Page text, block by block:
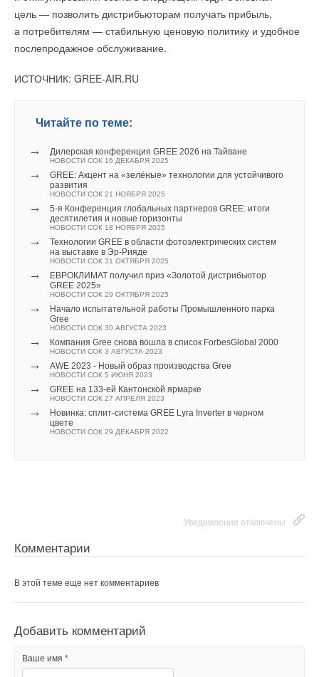
цель — позволить дистрибьюторам получать прибыль,
а потребителям — стабильную ценовую политику и удобное
послепродажное обслуживание.
ИСТОЧНИК: GREE-AIR.RU
Читайте по теме:
→ Дилерская конференция GREE 2026 на Тайване
НОВОСТИ СОК 16 ДЕКАБРЯ 2025
→
GREE: Акцент на «зелёные» технологии для устойчивого
развития
НОВОСТИ СОК 21 НОЯБРЯ 2025
→
5-я Конференция глобальных партнеров GREE: итоги
десятилетия и новые горизонты
НОВОСТИ СОК 18 НОЯБРЯ 2025
→
Технологии GREE в области фотоэлектрических систем
на выставке в Эр-Рияде
НОВОСТИ СОК 31 ОКТЯБРЯ 2025
→
ЕВРОКЛИМАТ получил приз «Золотой дистрибьютор
GREE 2025»
НОВОСТИ СОК 29 ОКТЯБРЯ 2025
→
Начало испытательной работы Промышленного парка
Gree
НОВОСТИ СОК 30 АВГУСТА 2023
→ Компания Gree снова вошла в список ForbesGlobal 2000
НОВОСТИ СОК 3 АВГУСТА 2023
→ AWE 2023 - Новый образ производства Gree
НОВОСТИ СОК 5 ИЮНЯ 2023
→ GREE на 133-ей Кантонской ярмарке
НОВОСТИ СОК 27 АПРЕЛЯ 2023
→
Новинка: сплит-система GREE Lyra Inverter в черном
цвете
НОВОСТИ СОК 29 ДЕКАБРЯ 2022
Уведомления отключены
Комментарии
В этой теме еще нет комментариев
Добавить комментарий
Ваше имя *
→
В России вступил в силу «зеленый» стандарт для
многоквартирных домов
→ Дом с пониженным расходом
НОВОСТИ СОК 1 ИЮЛЯ 2026
Комментарии
В этой теме еще нет комментариев
Добавить комментарий
Ваше имя *
Ваш E-mail *
Текст комментария